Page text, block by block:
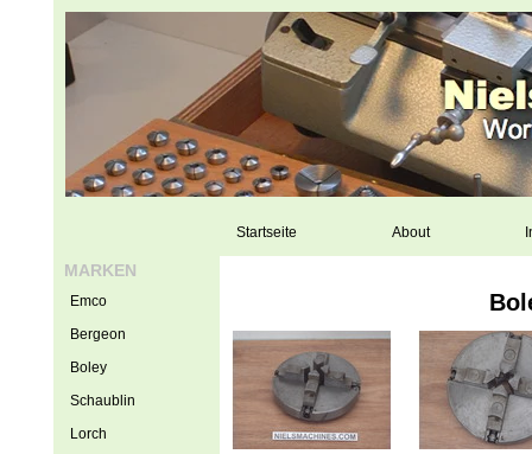
Startseite About
MARKEN
Emco
Bergeon
Boley
Schaublin
Lorch